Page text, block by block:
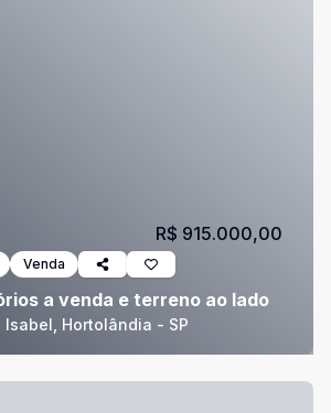
Venda
a venda e terreno ao lado
Isabel, Hortolândia - SP
R$ 915.000,00